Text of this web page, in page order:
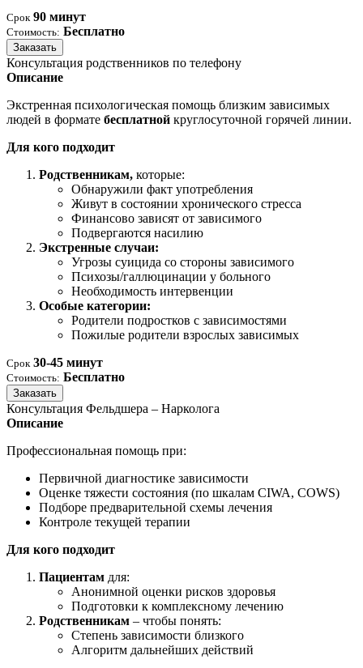
Срок 90 минут
Стоимость: Бесплатно
Заказать
Консультация родственников по телефону
Описание
Экстренная психологическая помощь близким зависимых
людей в формате бесплатной круглосуточной горячей линии.
Для кого подходит
Родственникам, которые:
Обнаружили факт употребления
Живут в состоянии хронического стресса
Финансово зависят от зависимого
Подвергаются насилию
Экстренные случаи:
Угрозы суицида со стороны зависимого
Психозы/галлюцинации у больного
Необходимость интервенции
Особые категории:
Родители подростков с зависимостями
Пожилые родители взрослых зависимых
Срок 30-45 минут
Стоимость: Бесплатно
Заказать
Консультация Фельдшера – Нарколога
Описание
Профессиональная помощь при:
Первичной диагностике зависимости
Оценке тяжести состояния (по шкалам CIWA, COWS)
Подборе предварительной схемы лечения
Контроле текущей терапии
Для кого подходит
Пациентам для:
Анонимной оценки рисков здоровья
Подготовки к комплексному лечению
Родственникам – чтобы понять:
Степень зависимости близкого
Алгоритм дальнейших действий